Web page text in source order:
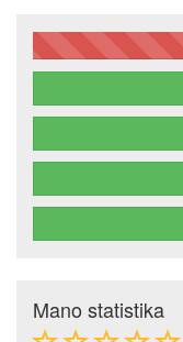
Mano statistika